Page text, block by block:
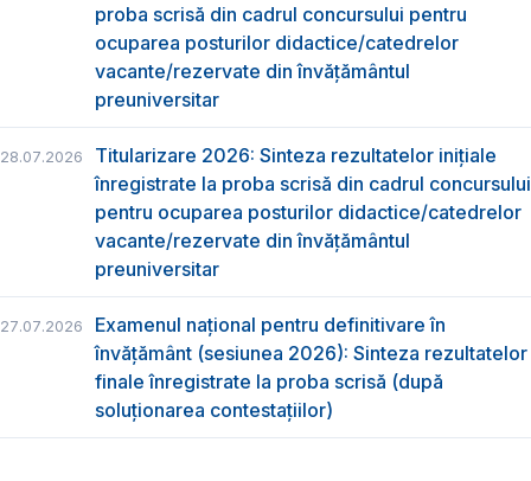
proba scrisă din cadrul concursului pentru
ocuparea posturilor didactice/catedrelor
vacante/rezervate din învăţământul
preuniversitar
28.07.2026
Titularizare 2026: Sinteza rezultatelor inițiale
înregistrate la proba scrisă din cadrul concursului
pentru ocuparea posturilor didactice/catedrelor
vacante/rezervate din învăţământul
preuniversitar
27.07.2026
Examenul național pentru definitivare în
învățământ (sesiunea 2026): Sinteza rezultatelor
finale înregistrate la proba scrisă (după
soluționarea contestațiilor)